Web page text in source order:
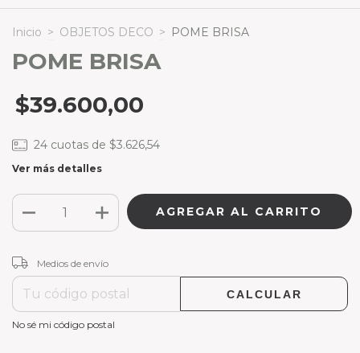
Inicio > OBJETOS DECO > POME BRISA
POME BRISA
$39.600,00
24 cuotas de $3.626,54
Ver más detalles
Entregas para el CP:
Medios de envío
CALCULAR
No sé mi código postal